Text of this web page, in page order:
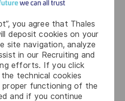
you agree that Thales
deposit cookies on your
site navigation, analyze
in our Recruiting and
efforts. If you click
the technical cookies
functioning of the
and if you continue
SSE en pleine évolution.
concrètes,
et environnementale,
dans un
exigeant ." Frédéric
phase ? Oui ? Alors,n’attendez